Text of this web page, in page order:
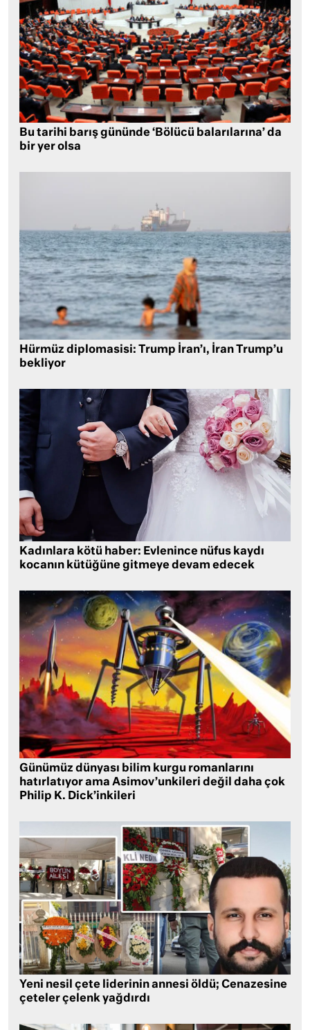
Bu tarihi barış gününde ‘Bölücü balarılarına’ da
bir yer olsa
Hürmüz diplomasisi: Trump İran’ı, İran Trump’u
bekliyor
Kadınlara kötü haber: Evlenince nüfus kaydı
kocanın kütüğüne gitmeye devam edecek
Günümüz dünyası bilim kurgu romanlarını
hatırlatıyor ama Asimov’unkileri değil daha çok
Philip K. Dick’inkileri
Yeni nesil çete liderinin annesi öldü; Cenazesine
çeteler çelenk yağdırdı